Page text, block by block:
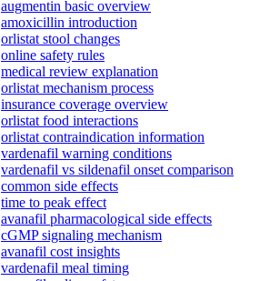
augmentin basic overview
amoxicillin introduction
orlistat stool changes
online safety rules
medical review explanation
orlistat mechanism process
insurance coverage overview
orlistat food interactions
orlistat contraindication information
vardenafil warning conditions
vardenafil vs sildenafil onset comparison
common side effects
time to peak effect
avanafil pharmacological side effects
cGMP signaling mechanism
avanafil cost insights
vardenafil meal timing